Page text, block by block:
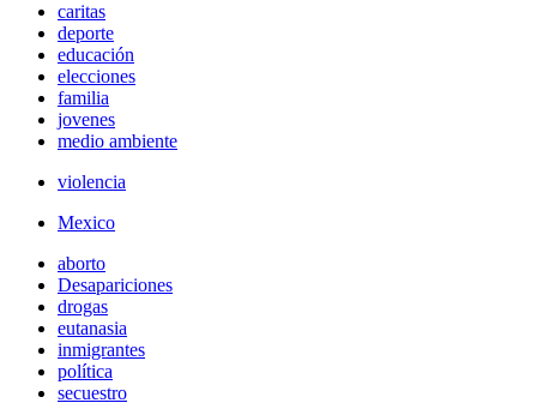
caritas
deporte
educación
elecciones
familia
jovenes
medio ambiente
violencia
Mexico
aborto
Desapariciones
drogas
eutanasia
inmigrantes
política
secuestro